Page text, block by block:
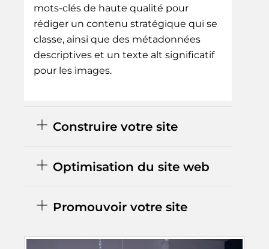
mots-clés de haute qualité pour
rédiger un contenu stratégique qui se
classe, ainsi que des métadonnées
descriptives et un texte alt significatif
pour les images.
Construire votre site
Optimisation du site web
Promouvoir votre site